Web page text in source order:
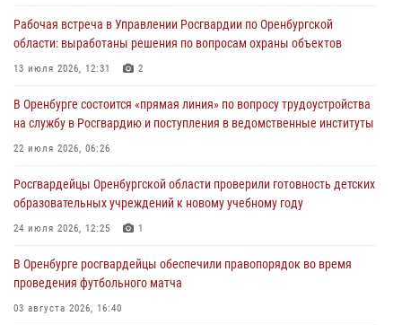
Росгвардейцы предотвратили трагедию: спасен мужчина в тяжелой
жизненной ситуации (ВИДЕО)
26 июля 2026, 14:45 1
Росгвардейцы Оренбургской области проверили готовность детских
образовательных учреждений к новому учебному году
24 июля 2026, 12:25
При силовой поддержке ОМОН «Кобра» Росгвардии в Оренбурге
проведён рейд по строительным объектам
23 июля 2026, 10:47
Рабочая встреча в Управлении Росгвардии по Оренбургской
области: выработаны решения по вопросам охраны объектов
13 июля 2026, 12:31 2
В Оренбурге состоится «прямая линия» по вопросу трудоустройства
на службу в Росгвардию и поступления в ведомственные институты
22 июля 2026, 06:26
Росгвардейцы Оренбургской области проверили готовность детских
образовательных учреждений к новому учебному году
24 июля 2026, 12:25 1
В Оренбурге росгвардейцы обеспечили правопорядок во время
проведения футбольного матча
03 августа 2026, 16:40